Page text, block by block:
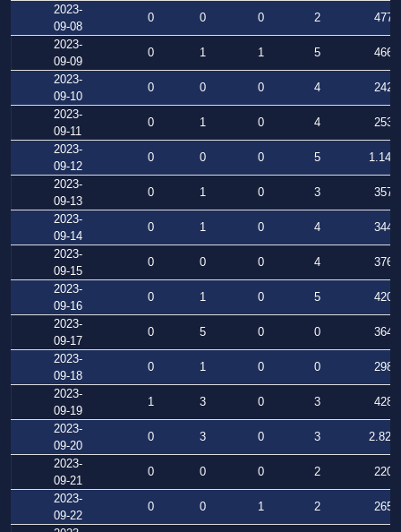
2023-
09-08
0 0 0 2
477
2023-
09-09
0 1 1 5
466
2023-
09-10
0 0 0 4
242
2023-
09-11
0 1 0 4
253
2023-
09-12
0 0 0 5
1.147
2023-
09-13
0 1 0 3
357
2023-
09-14
0 1 0 4
344
2023-
09-15
0 0 0 4
376
2023-
09-16
0 1 0 5
420
2023-
09-17
0 5 0 0
364
2023-
09-18
0 1 0 0
298
2023-
09-19
1 3 0 3
428
2023-
09-20
0 3 0 3
2.828
2023-
09-21
0 0 0 2
220
2023-
09-22
0 0 1 2
265